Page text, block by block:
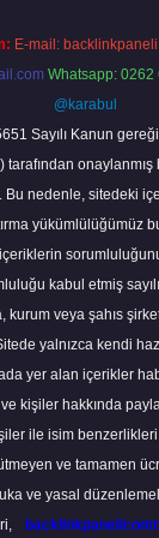
E-mail:
Whatsapp: 0262
@karabul
Sayılı Kanun
tarafından onaylanmış
Bu nedenle, sitedeki
yükümlülüğümüz
kabul etmiş
kurum veya şahıs
yalnızca kendi
yer alan içerikler
kişiler hakkında
ile isim
ve tamamen
ve yasal